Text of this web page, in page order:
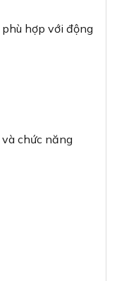
hợp với động
chức năng